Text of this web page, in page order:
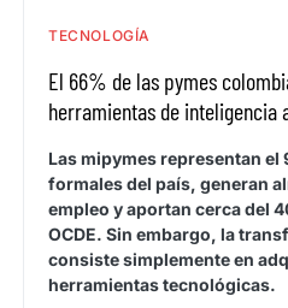
TECNOLOGÍA
El 66% de las pymes
herramientas de inteligencia
Las mipymes representan el
formales del país, generan
empleo y aportan cerca del
OCDE. Sin embargo, la
consiste simplemente en
herramientas tecnológicas.